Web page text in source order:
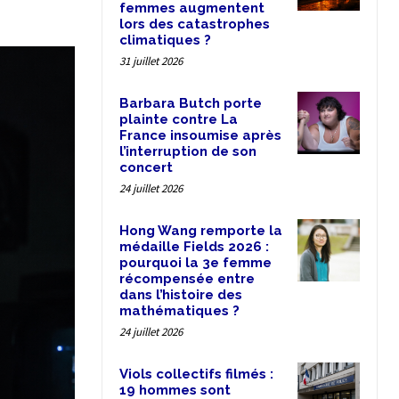
femmes augmentent
lors des catastrophes
climatiques ?
31 juillet 2026
Barbara Butch porte
plainte contre La
France insoumise après
l’interruption de son
concert
24 juillet 2026
Hong Wang remporte la
médaille Fields 2026 :
pourquoi la 3e femme
récompensée entre
dans l’histoire des
mathématiques ?
24 juillet 2026
Viols collectifs filmés :
19 hommes sont